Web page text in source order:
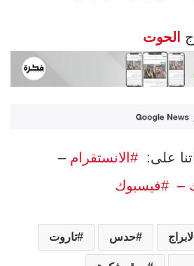
الحوت
على: #الانستقرام –
– #فيسبوك
حدس تاروت